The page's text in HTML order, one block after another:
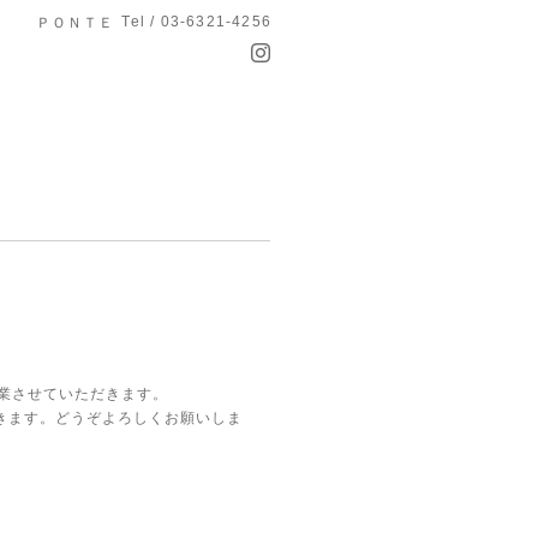
ＰＯＮＴＥ Tel / 03-6321-4256
せていただきます。
す。どうぞよろしくお願いしま